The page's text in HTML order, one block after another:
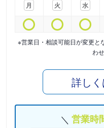
月
火
水
※営業日・相談可能日が変更と
わ
詳し
営業時